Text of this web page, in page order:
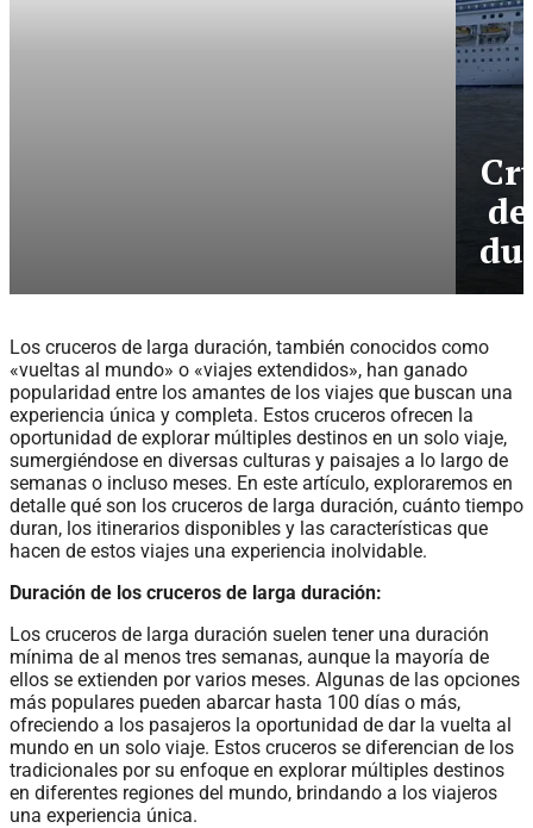
Los cruceros de larga duración, también conocidos como
«vueltas al mundo» o «viajes extendidos», han ganado
popularidad entre los amantes de los viajes que buscan una
experiencia única y completa. Estos cruceros ofrecen la
oportunidad de explorar múltiples destinos en un solo viaje,
sumergiéndose en diversas culturas y paisajes a lo largo de
semanas o incluso meses. En este artículo, exploraremos en
detalle qué son los cruceros de larga duración, cuánto tiempo
duran, los itinerarios disponibles y las características que
hacen de estos viajes una experiencia inolvidable.
Duración de los cruceros de larga duración:
Los cruceros de larga duración suelen tener una duración
mínima de al menos tres semanas, aunque la mayoría de
ellos se extienden por varios meses. Algunas de las opciones
más populares pueden abarcar hasta 100 días o más,
ofreciendo a los pasajeros la oportunidad de dar la vuelta al
mundo en un solo viaje. Estos cruceros se diferencian de los
tradicionales por su enfoque en explorar múltiples destinos
en diferentes regiones del mundo, brindando a los viajeros
una experiencia única.